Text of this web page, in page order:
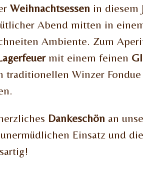
Weihnachtsessen in diesem
Abend mitten in
Ambiente. Zum
mit einem feinen
traditionellen Winzer
Dankeschön an
Einsatz und